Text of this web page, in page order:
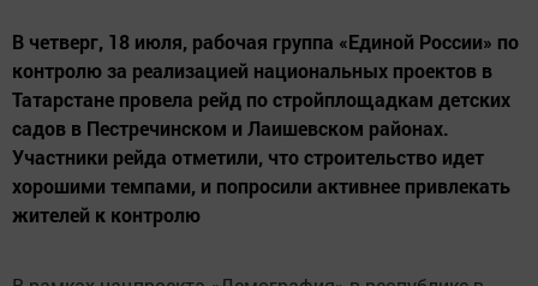
В четверг, 18 июля, рабочая группа «Единой России» по
контролю за реализацией национальных проектов в
Татарстане провела рейд по стройплощадкам детских
садов в Пестречинском и Лаишевском районах.
Участники рейда отметили, что строительство идет
хорошими темпами, и попросили активнее привлекать
жителей к контролю